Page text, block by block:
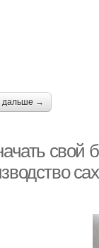
дальше →
свой